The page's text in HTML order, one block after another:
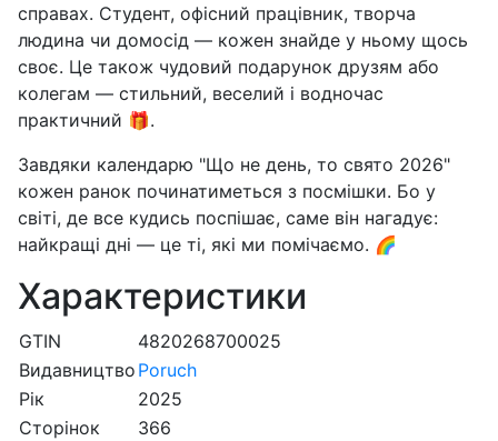
справах. Студент, офісний працівник, творча
людина чи домосід — кожен знайде у ньому щось
своє. Це також чудовий подарунок друзям або
колегам — стильний, веселий і водночас
практичний 🎁.
Завдяки календарю "Що не день, то свято 2026"
кожен ранок починатиметься з посмішки. Бо у
світі, де все кудись поспішає, саме він нагадує:
найкращі дні — це ті, які ми помічаємо. 🌈
Характеристики
GTIN
4820268700025
Видавництво Poruch
Рік
2025
Сторінок
366